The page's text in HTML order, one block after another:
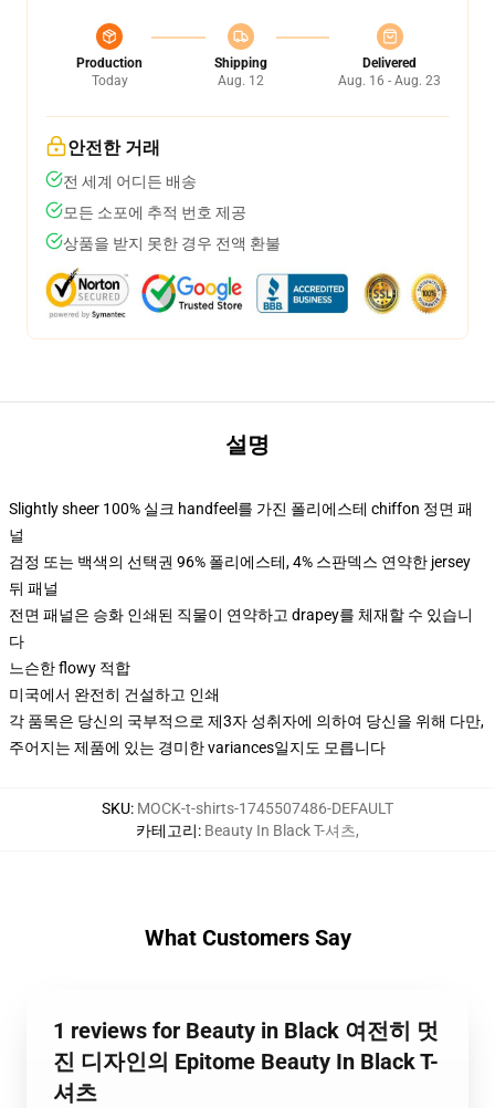
Production
Today
Shipping
Aug. 12
Delivered
Aug. 16 - Aug. 23
안전한 거래
전 세계 어디든 배송
모든 소포에 추적 번호 제공
상품을 받지 못한 경우 전액 환불
설명
Slightly sheer 100% 실크 handfeel를 가진 폴리에스테 chiffon 정면 패
널
검정 또는 백색의 선택권 96% 폴리에스테, 4% 스판덱스 연약한 jersey
뒤 패널
전면 패널은 승화 인쇄된 직물이 연약하고 drapey를 체재할 수 있습니
다
느슨한 flowy 적합
미국에서 완전히 건설하고 인쇄
각 품목은 당신의 국부적으로 제3자 성취자에 의하여 당신을 위해 다만,
주어지는 제품에 있는 경미한 variances일지도 모릅니다
SKU: MOCK-t-shirts-1745507486-DEFAULT
카테고리: Beauty In Black T-셔츠,
What Customers Say
1 reviews for Beauty in Black 여전히 멋
진 디자인의 Epitome Beauty In Black T-
셔츠